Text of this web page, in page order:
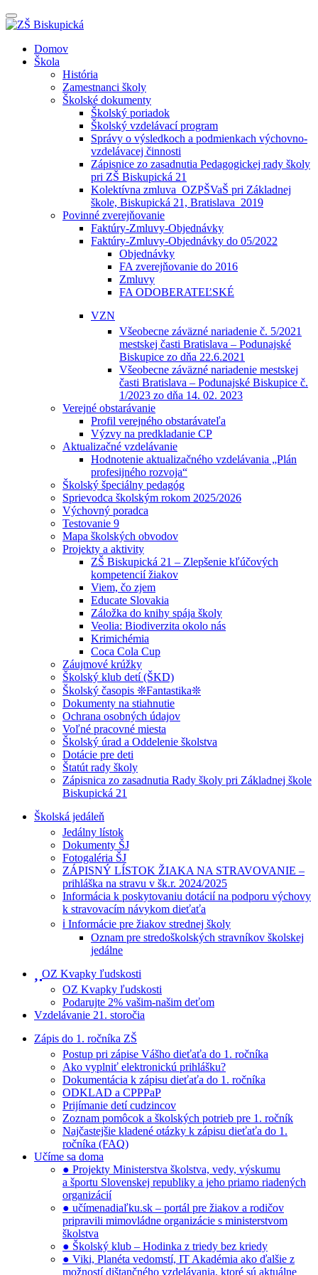
Prepínateľná
navigácia
Prejsť
Domov
Škola
História
Zamestnanci školy
Školské dokumenty
Školský poriadok
Školský vzdelávací program
Správy o výsledkoch a podmienkach výchovno-
vzdelávacej činnosti
Zápisnice zo zasadnutia Pedagogickej rady školy
pri ZŠ Biskupická 21
Kolektívna zmluva_OZPŠVaŠ pri Základnej
škole, Biskupická 21, Bratislava_2019
Povinné zverejňovanie
Faktúry-Zmluvy-Objednávky
Faktúry-Zmluvy-Objednávky do 05/2022
Objednávky
FA zverejňovanie do 2016
Zmluvy
FA ODOBERATEĽSKÉ
VZN
Všeobecne záväzné nariadenie č. 5/2021
mestskej časti Bratislava – Podunajské
Biskupice zo dňa 22.6.2021
Všeobecne záväzné nariadenie mestskej
časti Bratislava – Podunajské Biskupice č.
1/2023 zo dňa 14. 02. 2023
Verejné obstarávanie
Profil verejného obstarávateľa
Výzvy na predkladanie CP
Aktualizačné vzdelávanie
Hodnotenie aktualizačného vzdelávania „Plán
profesijného rozvoja“
Školský špeciálny pedagóg
Sprievodca školským rokom 2025/2026
Výchovný poradca
Testovanie 9
Mapa školských obvodov
Projekty a aktivity
ZŠ Biskupická 21 – Zlepšenie kľúčových
kompetencií žiakov
Viem, čo zjem
Educate Slovakia
Záložka do knihy spája školy
Veolia: Biodiverzita okolo nás
Krimichémia
Coca Cola Cup
Záujmové krúžky
Školský klub detí (ŠKD)
Školský časopis ❊Fantastika❊
Dokumenty na stiahnutie
Ochrana osobných údajov
Voľné pracovné miesta
Školský úrad a Oddelenie školstva
Dotácie pre deti
Štatút rady školy
Zápisnica zo zasadnutia Rady školy pri Základnej škole
Biskupická 21
Školská jedáleň
Jedálny lístok
Dokumenty ŠJ
Fotogaléria ŠJ
ZÁPISNÝ LÍSTOK ŽIAKA NA STRAVOVANIE –
prihláška na stravu v šk.r. 2024/2025
Informácia k poskytovaniu dotácií na podporu výchovy
k stravovacím návykom dieťaťa
ℹ️ Informácie pre žiakov strednej školy
Oznam pre stredoškolských stravníkov školskej
jedálne
OZ Kvapky ľudskosti
OZ Kvapky ľudskosti
Podarujte 2% vašim-našim deťom
Vzdelávanie 21. storočia
Zápis do 1. ročníka ZŠ
Postup pri zápise Vášho dieťaťa do 1. ročníka
Ako vyplniť elektronickú prihlášku?
Dokumentácia k zápisu dieťaťa do 1. ročníka
ODKLAD a CPPPaP
Prijímanie detí cudzincov
Zoznam pomôcok a školských potrieb pre 1. ročník
Najčastejšie kladené otázky k zápisu dieťaťa do 1.
ročníka (FAQ)
Učíme sa doma
● Projekty Ministerstva školstva, vedy, výskumu
a športu Slovenskej republiky a jeho priamo riadených
organizácií
● učímenadiaľku.sk – portál pre žiakov a rodičov
pripravili mimovládne organizácie s ministerstvom
školstva
● Školský klub – Hodinka z triedy bez kriedy
● Viki, Planéta vedomstí, IT Akadémia ako ďalšie z
možností dištančného vzdelávania, ktoré sú aktuálne